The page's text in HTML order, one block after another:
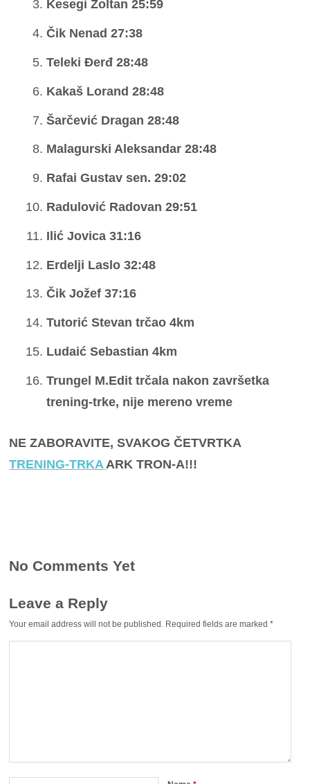
Kesegi Zoltan 25:59
Čik Nenad 27:38
Teleki Đerđ 28:48
Kakaš Lorand 28:48
Šarčević Dragan 28:48
Malagurski Aleksandar 28:48
Rafai Gustav sen. 29:02
Radulović Radovan 29:51
Ilić Jovica 31:16
Erdelji Laslo 32:48
Čik Jožef 37:16
Tutorić Stevan trčao 4km
Ludaić Sebastian 4km
Trungel M.Edit trčala nakon završetka
trening-trke, nije mereno vreme
NE ZABORAVITE, SVAKOG ČETVRTKA
TRENING-TRKAARK TRON-A!!!
No Comments Yet
Leave a Reply
Your email address will not be published. Required fields are marked*